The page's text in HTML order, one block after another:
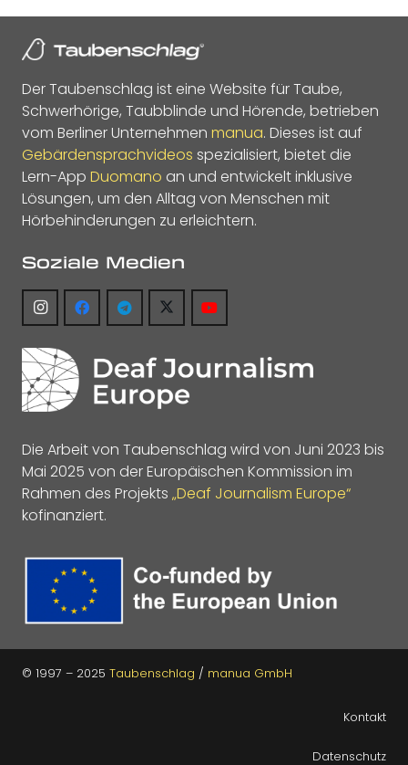
Der Taubenschlag ist eine Website für Taube,
Schwerhörige, Taubblinde und Hörende, betrieben
vom Berliner Unternehmen manua. Dieses ist auf
Gebärdensprachvideos spezialisiert, bietet die
Lern-App Duomano an und entwickelt inklusive
Lösungen, um den Alltag von Menschen mit
Hörbehinderungen zu erleichtern.
Soziale Medien
Die Arbeit von Taubenschlag wird von Juni 2023 bis
Mai 2025 von der Europäischen Kommission im
Rahmen des Projekts „Deaf Journalism Europe“
kofinanziert.
© 1997 – 2025 Taubenschlag / manua GmbH
Kontakt
Datenschutz